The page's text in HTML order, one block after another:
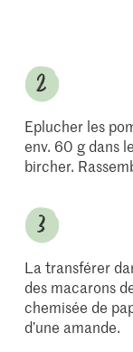
Eplucher les
env. 60 g dans
bircher.
La transférer
des macarons
chemisée de
d’une amande.